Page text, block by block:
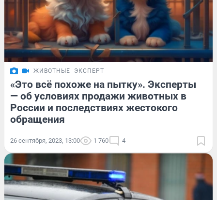
ЖИВОТНЫЕ ЭКСПЕРТ
«Это всё похоже на пытку». Эксперты
— об условиях продажи животных в
России и последствиях жестокого
обращения
26 сентября, 2023, 13:00 1 760 4